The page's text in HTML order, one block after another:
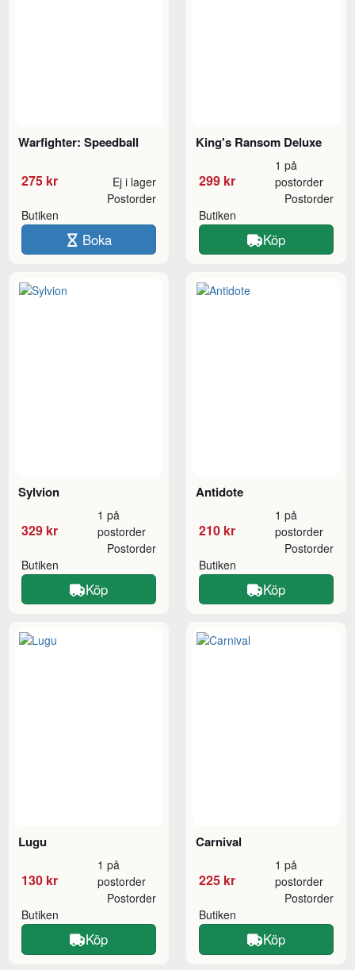
Warfighter: Speedball
275 kr Ej i lager
Butiken
Postorder
Boka
King's Ransom Deluxe
299 kr
1 på
postorder
Butiken
Postorder
Köp
Sylvion
329 kr
1 på
postorder
Butiken
Postorder
Köp
Antidote
210 kr
1 på
postorder
Butiken
Postorder
Köp
Lugu
130 kr
1 på
postorder
Butiken
Postorder
Köp
Carnival
225 kr
1 på
postorder
Butiken
Postorder
Köp